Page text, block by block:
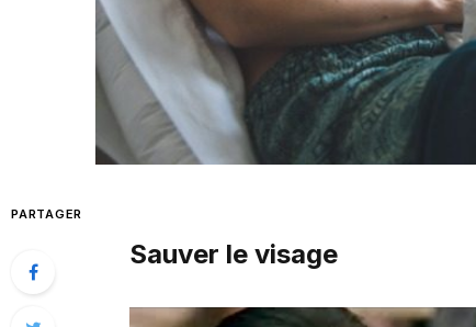
PARTAGER
Sauver le visage